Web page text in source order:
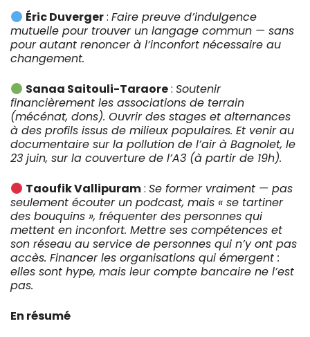
Éric Duverger:Faire preuve d’indulgence
mutuelle pour trouver un langage commun — sans
pour autant renoncer à l’inconfort nécessaire au
changement.
Sanaa Saitouli-Taraore:Soutenir
financièrement les associations de terrain
(mécénat, dons). Ouvrir des stages et alternances
à des profils issus de milieux populaires. Et venir au
documentaire sur la pollution de l’air à Bagnolet, le
23 juin, sur la couverture de l’A3 (à partir de 19h).
Taoufik Vallipuram:Se former vraiment — pas
seulement écouter un podcast, mais « se tartiner
des bouquins », fréquenter des personnes qui
mettent en inconfort. Mettre ses compétences et
son réseau au service de personnes qui n’y ont pas
accès. Financer les organisations qui émergent :
elles sont hype, mais leur compte bancaire ne l’est
pas.
En résumé